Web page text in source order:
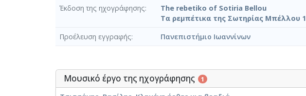
Έκδοση της ηχογράφησης
The rebetiko of Sotiria Bellou
Τα ρεμπέτικα της Σωτηρίας Μπέλλου 1
Προέλευση εγγραφής
Πανεπιστήμιο Ιωαννίνων
Μουσικό έργο της ηχογράφησης 1